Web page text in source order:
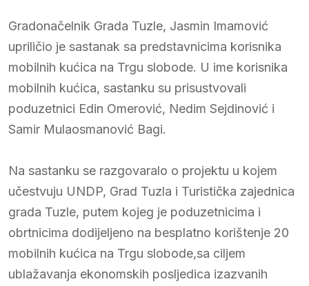
Gradonačelnik Grada Tuzle, Jasmin Imamović
upriličio je sastanak sa predstavnicima korisnika
mobilnih kućica na Trgu slobode. U ime korisnika
mobilnih kućica, sastanku su prisustvovali
poduzetnici Edin Omerović, Nedim Sejdinović i
Samir Mulaosmanović Bagi.
Na sastanku se razgovaralo o projektu u kojem
učestvuju UNDP, Grad Tuzla i Turistička zajednica
grada Tuzle, putem kojeg je poduzetnicima i
obrtnicima dodijeljeno na besplatno korištenje 20
mobilnih kućica na Trgu slobode,sa ciljem
ublažavanja ekonomskih posljedica izazvanih